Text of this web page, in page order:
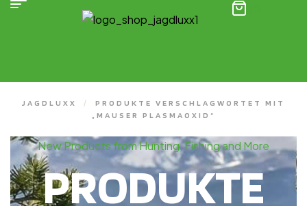
JAGDLUXX /
PRODUKTE VERSCHLAGWORTET MIT
„MAUSER PLASMAOXID“
New Products from Hunting, Fishing and More
PRODUKTE